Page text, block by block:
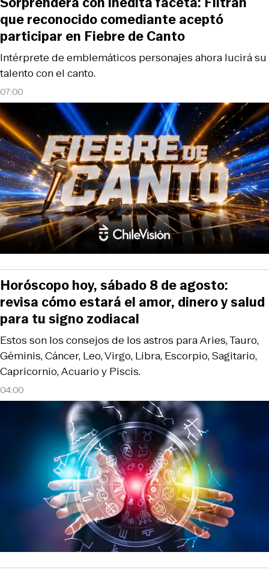
07:00
Intérprete de emblemáticos personajes ahora lucirá su
talento con el canto.
que reconocido comediante aceptó
participar en Fiebre de Canto
04:00
Estos son los consejos de los astros para Aries, Tauro,
Géminis, Cáncer, Leo, Virgo, Libra, Escorpio, Sagitario,
Capricornio, Acuario y Piscis.
Horóscopo hoy, sábado 8 de agosto:
revisa cómo estará el amor, dinero y salud
para tu signo zodiacal